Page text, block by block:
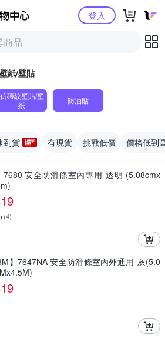
Yahoo購物中心登入
壁紙/壁貼
仿磚紋壁貼/壁
紙
防油貼
到貨 有現貨 挑戰低價 價格低到
7680 安全防滑條室內專用-透明 (5.08cmx
(4)
】7647NA 安全防滑條室內外通用-灰(5.0